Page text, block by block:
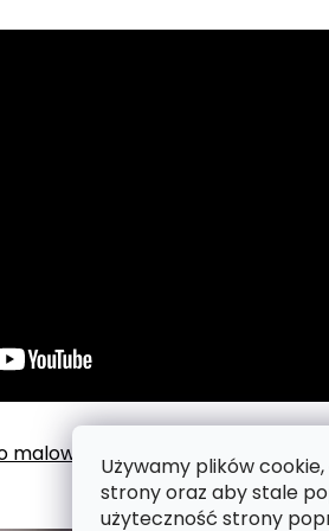
Używamy plików
strony oraz aby stale
użyteczność strony
malowania po numerach.